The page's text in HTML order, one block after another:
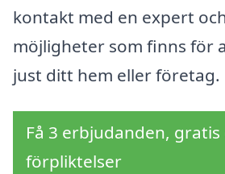
kontakt med en expert
möjligheter som finns för
just ditt hem eller företag.
Få 3 erbjudanden,
förpliktelser